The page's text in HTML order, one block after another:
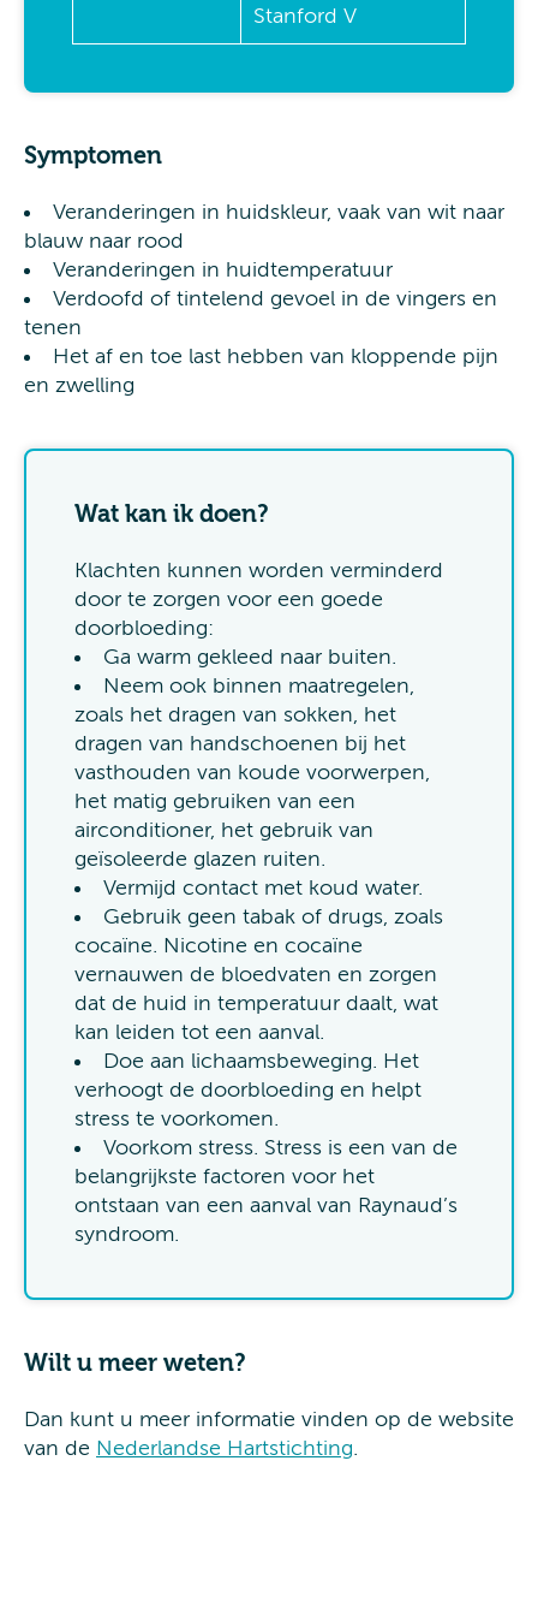
Stanford V
Symptomen
Veranderingen in huidskleur, vaak van wit naar
blauw naar rood
Veranderingen in huidtemperatuur
Verdoofd of tintelend gevoel in de vingers en
tenen
Het af en toe last hebben van kloppende pijn
en zwelling
Wat kan ik doen?
Klachten kunnen worden verminderd
door te zorgen voor een goede
doorbloeding:
Ga warm gekleed naar buiten.
Neem ook binnen maatregelen,
zoals het dragen van sokken, het
dragen van handschoenen bij het
vasthouden van koude voorwerpen,
het matig gebruiken van een
airconditioner, het gebruik van
geïsoleerde glazen ruiten.
Vermijd contact met koud water.
Gebruik geen tabak of drugs, zoals
cocaïne. Nicotine en cocaïne
vernauwen de bloedvaten en zorgen
dat de huid in temperatuur daalt, wat
kan leiden tot een aanval.
Doe aan lichaamsbeweging. Het
verhoogt de doorbloeding en helpt
stress te voorkomen.
Voorkom stress. Stress is een van de
belangrijkste factoren voor het
ontstaan van een aanval van Raynaud’s
syndroom.
Wilt u meer weten?
Dan kunt u meer informatie vinden op de website
van de Nederlandse Hartstichting.